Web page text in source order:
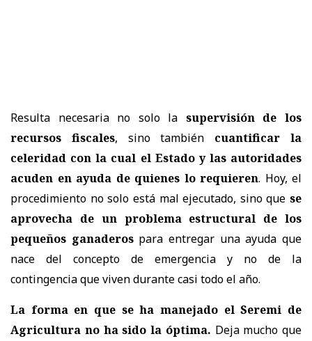
Resulta necesaria no solo la supervisión de los
recursos fiscales, sino también cuantificar la
celeridad con la cual el Estado y las autoridades
acuden en ayuda de quienes lo requieren. Hoy, el
procedimiento no solo está mal ejecutado, sino que se
aprovecha de un problema estructural de los
pequeños ganaderospara entregar una ayuda que
nace del concepto de emergencia y no de la
contingencia que viven durante casi todo el año.
La forma en que se ha manejado el Seremi de
Agricultura no ha sido la óptima. Deja mucho que